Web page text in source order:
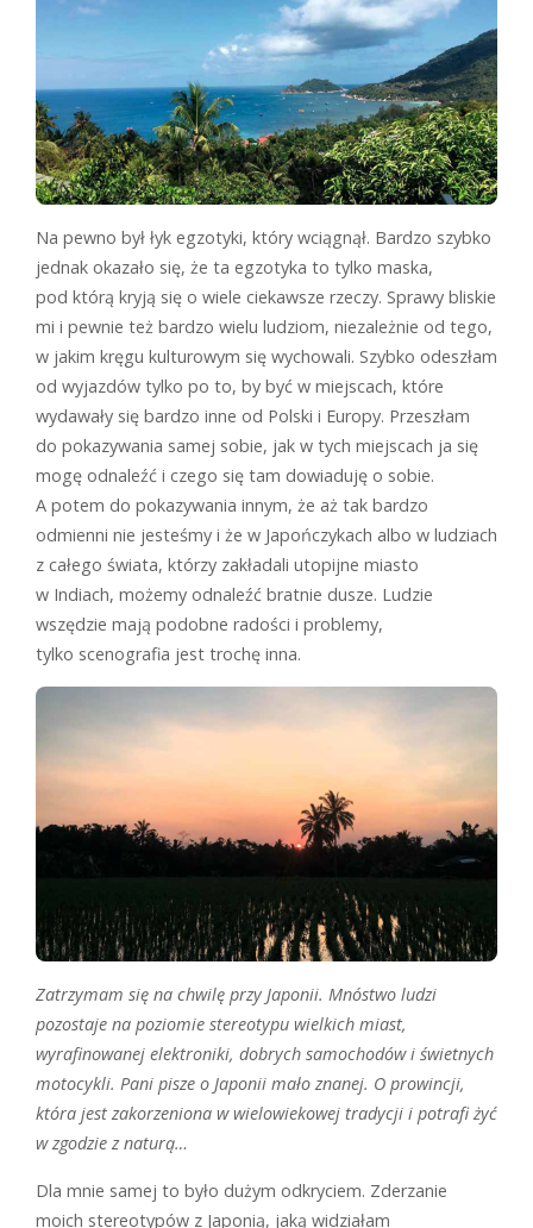
Na pewno był łyk egzotyki, który wciągnął. Bardzo szybko
jednak okazało się, że ta egzotyka to tylko maska,
pod którą kryją się o wiele ciekawsze rzeczy. Sprawy bliskie
mi i pewnie też bardzo wielu ludziom, niezależnie od tego,
w jakim kręgu kulturowym się wychowali. Szybko odeszłam
od wyjazdów tylko po to, by być w miejscach, które
wydawały się bardzo inne od Polski i Europy. Przeszłam
do pokazywania samej sobie, jak w tych miejscach ja się
mogę odnaleźć i czego się tam dowiaduję o sobie.
A potem do pokazywania innym, że aż tak bardzo
odmienni nie jesteśmy i że w Japończykach albo w ludziach
z całego świata, którzy zakładali utopijne miasto
w Indiach, możemy odnaleźć bratnie dusze. Ludzie
wszędzie mają podobne radości i problemy,
tylko scenografia jest trochę inna.
Zatrzymam się na chwilę przy Japonii. Mnóstwo ludzi
pozostaje na poziomie stereotypu wielkich miast,
wyrafinowanej elektroniki, dobrych samochodów i świetnych
motocykli. Pani pisze o Japonii mało znanej. O prowincji,
która jest zakorzeniona w wielowiekowej tradycji i potrafi żyć
w zgodzie z naturą…
Dla mnie samej to było dużym odkryciem. Zderzanie
moich stereotypów z Japonią, jaką widziałam